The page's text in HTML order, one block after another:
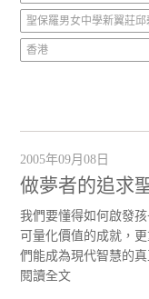
聖保羅男女中學新翼莊
香港
2005年09月08日
做夢者的追求
我們要懂得如何啟發
可量化價值的成就，
們能成為現代智慧的真
閱讀全文